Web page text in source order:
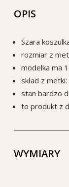
OPIS
Szara
rozmiar z
modelka ma
skład z metki:
stan bardzo
to produkt z
WYMIARY